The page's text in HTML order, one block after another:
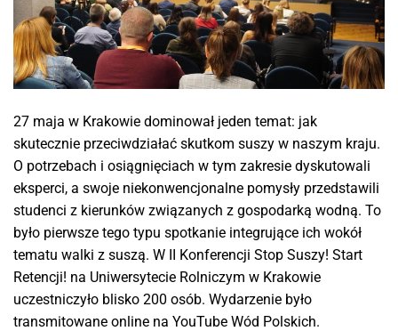
27 maja w Krakowie dominował jeden temat: jak
skutecznie przeciwdziałać skutkom suszy w naszym kraju.
O potrzebach i osiągnięciach w tym zakresie dyskutowali
eksperci, a swoje niekonwencjonalne pomysły przedstawili
studenci z kierunków związanych z gospodarką wodną. To
było pierwsze tego typu spotkanie integrujące ich wokół
tematu walki z suszą. W II Konferencji Stop Suszy! Start
Retencji! na Uniwersytecie Rolniczym w Krakowie
uczestniczyło blisko 200 osób. Wydarzenie było
transmitowane online na YouTube Wód Polskich.